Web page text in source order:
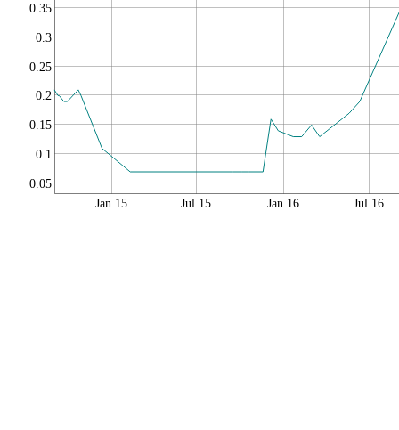
0.05
0.1
0.15
0.2
0.25
0.3
0.35
Jan 15 Jul 15 Jan 16 Jul 16